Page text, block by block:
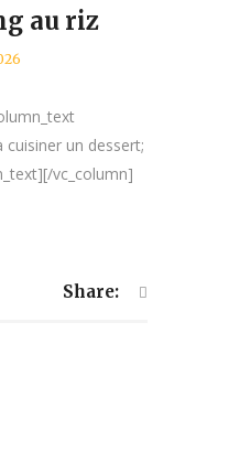
au riz
un dessert;
vc_column]
Share: